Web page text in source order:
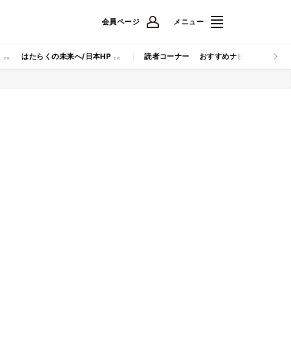
会員ページ メニュー
はたらくの未来へ/日本HP 読者コーナー おすすめナビ マイナビ